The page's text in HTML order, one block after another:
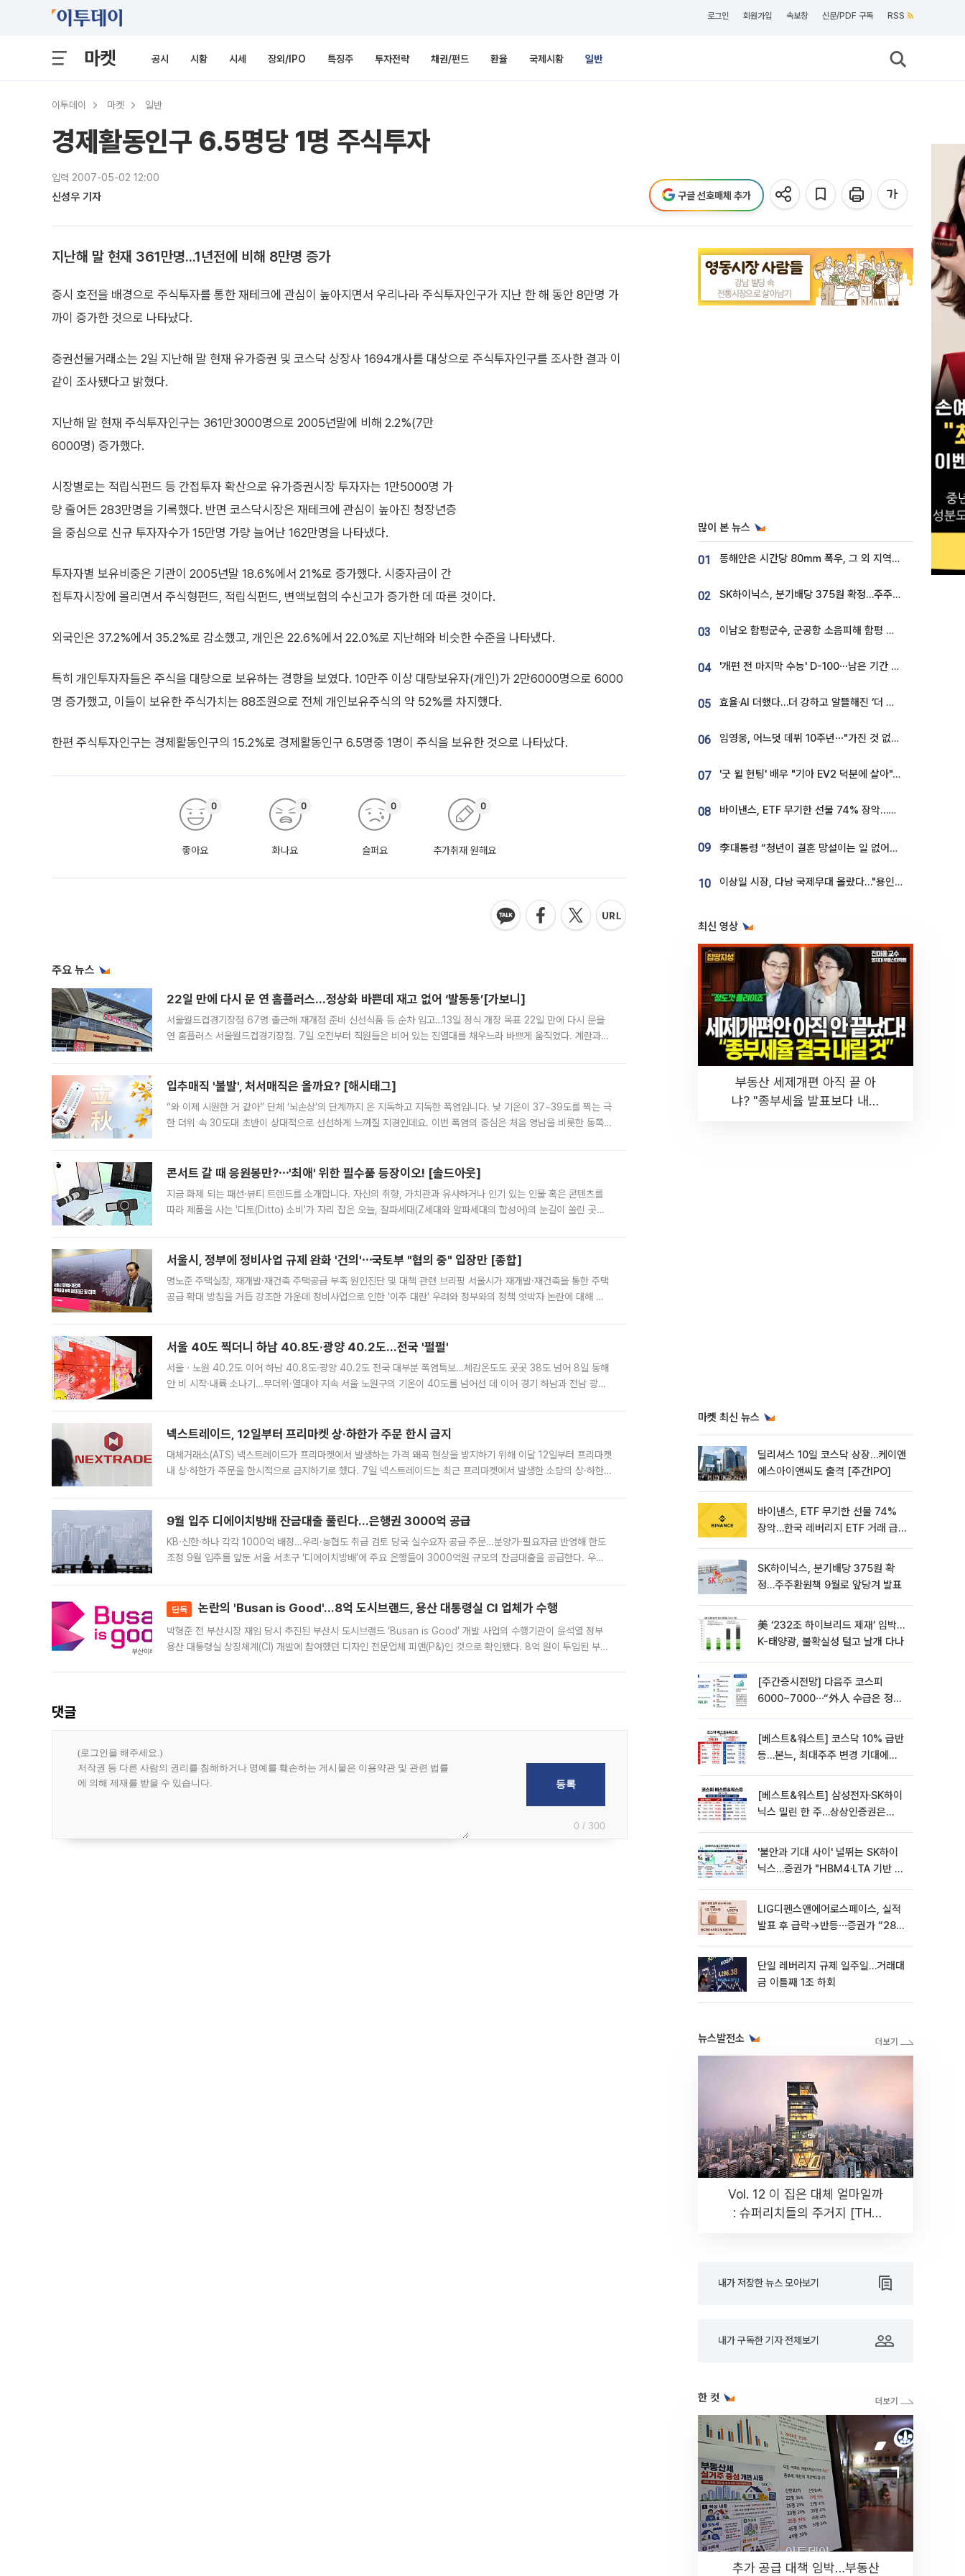
로그인 회원가입 속보창 신문/PDF 구독 RSS
마켓 공시 시황 시세 장외/IPO 특징주 투자전략 채권/펀드 환율 국제시황 일반
이투데이 마켓 일반
경제활동인구 6.5명당 1명 주식투자
입력 2007-05-02 12:00
신성우 기자 구글 선호매체 추가
지난해 말 현재 361만명...1년전에 비해 8만명 증가
증시 호전을 배경으로 주식투자를 통한 재테크에 관심이 높아지면서 우리나라 주식투자인구가 지난 한 해 동안 8만명 가
까이 증가한 것으로 나타났다.
증권선물거래소는 2일 지난해 말 현재 유가증권 및 코스닥 상장사 1694개사를 대상으로 주식투자인구를 조사한 결과 이
같이 조사됐다고 밝혔다.
지난해 말 현재 주식투자인구는 361만3000명으로 2005년말에 비해 2.2%(7만
6000명) 증가했다.
시장별로는 적립식펀드 등 간접투자 확산으로 유가증권시장 투자자는 1만5000명 가
량 줄어든 283만명을 기록했다. 반면 코스닥시장은 재테크에 관심이 높아진 청장년층
을 중심으로 신규 투자자수가 15만명 가량 늘어난 162만명을 나타냈다.
투자자별 보유비중은 기관이 2005년말 18.6%에서 21%로 증가했다. 시중자금이 간
접투자시장에 몰리면서 주식형펀드, 적립식펀드, 변액보험의 수신고가 증가한 데 따른 것이다.
외국인은 37.2%에서 35.2%로 감소했고, 개인은 22.6%에서 22.0%로 지난해와 비슷한 수준을 나타냈다.
특히 개인투자자들은 주식을 대량으로 보유하는 경향을 보였다. 10만주 이상 대량보유자(개인)가 2만6000명으로 6000
명 증가했고, 이들이 보유한 주식가치는 88조원으로 전체 개인보유주식의 약 52%를 차지했다.
한편 주식투자인구는 경제활동인구의 15.2%로 경제활동인구 6.5명중 1명이 주식을 보유한 것으로 나타났다.
좋아요
0
화나요
0
슬퍼요
0
추가취재 원해요
0
주요 뉴스
22일 만에 다시 문 연 홈플러스…정상화 바쁜데 재고 없어 ‘발동동’[가보니]
서울월드컵경기장점 67명 출근해 재개점 준비 신선식품 등 순차 입고…13일 정식 개장 목표 22일 만에 다시 문을
연 홈플러스 서울월드컵경기장점. 7일 오전부터 직원들은 비어 있는 진열대를 채우느라 바쁘게 움직였다. 계란과
입추매직 '불발', 처서매직은 올까요? [해시태그]
“와 이제 시원한 거 같아” 단체 ‘뇌손상’의 단계까지 온 지독하고 지독한 폭염입니다. 낮 기온이 37~39도를 찍는 극
한 더위 속 30도대 초반이 상대적으로 선선하게 느껴질 지경인데요. 이번 폭염의 중심은 처음 영남을 비롯한 동쪽
콘서트 갈 때 응원봉만?⋯'최애' 위한 필수품 등장이오! [솔드아웃]
지금 화제 되는 패션·뷰티 트렌드를 소개합니다. 자신의 취향, 가치관과 유사하거나 인기 있는 인물 혹은 콘텐츠를
따라 제품을 사는 '디토(Ditto) 소비'가 자리 잡은 오늘, 잘파세대(Z세대와 알파세대의 합성어)의 눈길이 쏠린 곳은
서울시, 정부에 정비사업 규제 완화 '건의'⋯국토부 "협의 중" 입장만 [종합]
명노준 주택실장, 재개발·재건축 주택공급 부족 원인진단 및 대책 관련 브리핑 서울시가 재개발·재건축을 통한 주택
공급 확대 방침을 거듭 강조한 가운데 정비사업으로 인한 '이주 대란' 우려와 정부와의 정책 엇박자 논란에 대해 정
서울 40도 찍더니 하남 40.8도·광양 40.2도…전국 '펄펄'
서울ㆍ노원 40.2도 이어 하남 40.8도·광양 40.2도 전국 대부분 폭염특보…체감온도도 곳곳 38도 넘어 8일 동해
안 비 시작·내륙 소나기…무더위·열대야 지속 서울 노원구의 기온이 40도를 넘어선 데 이어 경기 하남과 전남 광양
넥스트레이드, 12일부터 프리마켓 상·하한가 주문 한시 금지
대체거래소(ATS) 넥스트레이드가 프리마켓에서 발생하는 가격 왜곡 현상을 방지하기 위해 이달 12일부터 프리마켓
내 상·하한가 주문을 한시적으로 금지하기로 했다. 7일 넥스트레이드는 최근 프리마켓에서 발생한 소량의 상·하한
9월 입주 디에이치방배 잔금대출 풀린다…은행권 3000억 공급
KB·신한·하나 각각 1000억 배정…우리·농협도 취급 검토 당국 실수요자 공급 주문…분양가·필요자금 반영해 한도
조정 9월 입주를 앞둔 서울 서초구 ‘디에이치방배’에 주요 은행들이 3000억원 규모의 잔금대출을 공급한다. 우리
단독 논란의 'Busan is Good'…8억 도시브랜드, 용산 대통령실 CI 업체가 수행
박형준 전 부산시장 재임 당시 추진된 부산시 도시브랜드 ‘Busan is Good’ 개발 사업의 수행기관이 윤석열 정부
용산 대통령실 상징체계(CI) 개발에 참여했던 디자인 전문업체 피앤(P&)인 것으로 확인됐다. 8억 원이 투입된 부산
댓글
0 / 300
많이 본 뉴스
01 동해안은 시간당 80㎜ 폭우, 그 외 지역은 폭염…‘극과 극 날씨’
02 SK하이닉스, 분기배당 375원 확정…주주환원책 9월로 앞당겨 발표
03 이남오 함평군수, 군공항 소음피해 함평 보상 요구
04 '개편 전 마지막 수능' D-100⋯남은 기간 성적 올릴 전략은
05 효율·AI 더했다…더 강하고 알뜰해진 ‘더 뉴 그랜저 하이브리드’ [ET의 모빌리티]
06 임영웅, 어느덧 데뷔 10주년⋯"가진 것 없던 시절, 내 앞엔 20명의 팬뿐"
07 '굿 윌 헌팅' 배우 "기아 EV2 덕분에 살아"…교통사고 후 안전성 극찬
08 바이낸스, ETF 무기한 선물 74% 장악…한국 레버리지 ETF 거래 급증 [e가상자산]
09 李대통령 “청년이 결혼 망설이는 일 없어야...제도상 불이익 조사”
10 이상일 시장, 다낭 국제무대 올랐다…"용인, 세계 최대 반도체 도시 된다"
최신 영상
부동산 세제개편 아직 끝 아
냐? "종부세율 발표보다 내릴
마켓 최신 뉴스
딜리셔스 10일 코스닥 상장…케이앤
에스아이앤씨도 출격 [주간IPO]
바이낸스, ETF 무기한 선물 74%
장악…한국 레버리지 ETF 거래 급
SK하이닉스, 분기배당 375원 확
정…주주환원책 9월로 앞당겨 발표
美 ‘232조 하이브리드 제재’ 임박…
K-태양광, 불확실성 털고 날개 다나
[주간증시전망] 다음주 코스피
6000~7000⋯“外人 수급은 정책
[베스트&워스트] 코스닥 10% 급반
등…본느, 최대주주 변경 기대에
[베스트&워스트] 삼성전자·SK하이
닉스 밀린 한 주…상상인증권은
'불안과 기대 사이' 널뛰는 SK하이
닉스…증권가 "HBM4·LTA 기반 펀
LIG디펜스앤에어로스페이스, 실적
발표 후 급락→반등⋯증권가 “28년
단일 레버리지 규제 일주일…거래대
금 이틀째 1조 하회
뉴스발전소
Vol. 12 이 집은 대체 얼마일까
: 슈퍼리치들의 주거지 [THE
내가 저장한 뉴스 모아보기
내가 구독한 기자 전체보기
한 컷
추가 공급 대책 임박…부동산